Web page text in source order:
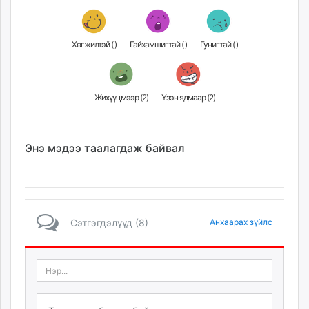
Хөгжилтэй () Гайхамшигтай () Гунигтай ()
Жихүүцмээр (2) Үзэн ядмаар (2)
Энэ мэдээ таалагдаж байвал
Сэтгэгдэлүүд (8) Анхаарах зүйлс